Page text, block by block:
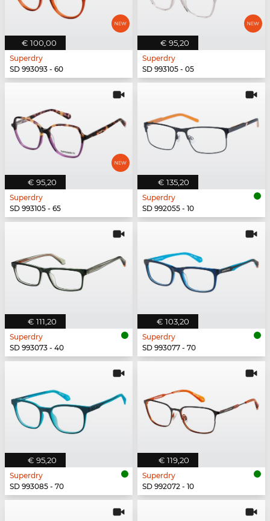
€ 100,00
Superdry
SD 993093 - 60
€ 95,20
Superdry
SD 993105 - 05
€ 95,20
Superdry
SD 993105 - 65
€ 135,20
Superdry
SD 992055 - 10
€ 111,20
Superdry
SD 993073 - 40
€ 103,20
Superdry
SD 993077 - 70
€ 95,20
Superdry
SD 993085 - 70
€ 119,20
Superdry
SD 992072 - 10